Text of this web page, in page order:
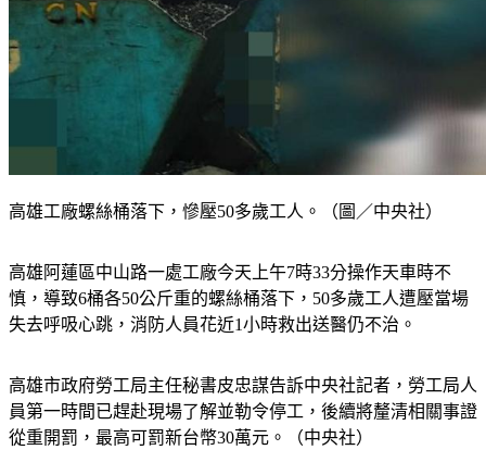
高雄阿蓮區中山路一處工廠今天上午7時33分操作天車時不
慎，導致6桶各50公斤重的螺絲桶落下，50多歲工人遭壓當場
高雄市政府勞工局主任秘書皮忠謀告訴中央社記者，勞工局人
員第一時間已趕赴現場了解並勒令停工，後續將釐清相關事證